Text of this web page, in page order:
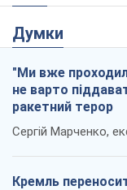
Думки
"Ми вже
не варто
ракетний терор
Сергій Марченко,
Кремль